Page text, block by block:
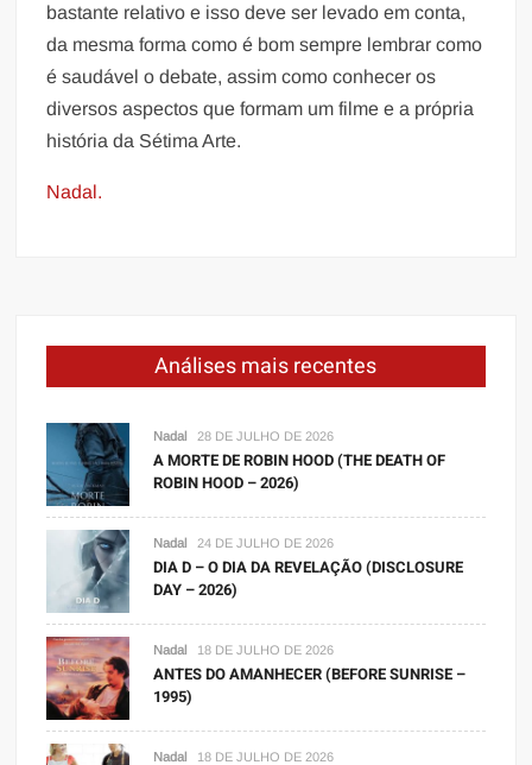
bastante relativo e isso deve ser levado em conta,
da mesma forma como é bom sempre lembrar como
é saudável o debate, assim como conhecer os
diversos aspectos que formam um filme e a própria
história da Sétima Arte.
Nadal.
Análises mais recentes
Nadal 28 DE JULHO DE 2026
A MORTE DE ROBIN HOOD (THE DEATH OF
ROBIN HOOD – 2026)
Nadal 24 DE JULHO DE 2026
DIA D – O DIA DA REVELAÇÃO (DISCLOSURE
DAY – 2026)
Nadal 18 DE JULHO DE 2026
ANTES DO AMANHECER (BEFORE SUNRISE –
1995)
Nadal 18 DE JULHO DE 2026